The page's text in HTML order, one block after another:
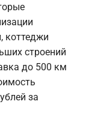
коттеджи
строений
до 500 км
за